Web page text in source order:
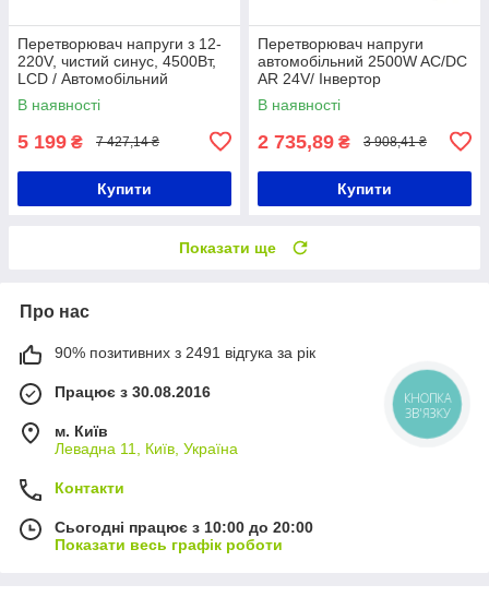
Перетворювач напруги з 12-
220V, чистий синус, 4500Вт,
LCD / Автомобільний
інвертор з чистою
синусоїдою
В наявності
5 199 ₴ 7 427,14 ₴
Купити
Перетворювач напруги
автомобільний 2500W AC/DC
AR 24V/ Інвертор
В наявності
2 735,89 ₴ 3 908,41 ₴
Купити
Показати ще
Про нас
90% позитивних з 2491 відгука за рік
Працює з 30.08.2016
м. Київ
Левадна 11, Київ, Україна
Контакти
Сьогодні працює з 10:00 до 20:00
Показати весь графік роботи
КНОПКА
ЗВ'ЯЗКУ